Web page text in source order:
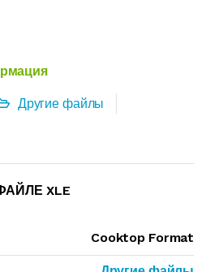
Другие файлы
XLE
Cooktop Format